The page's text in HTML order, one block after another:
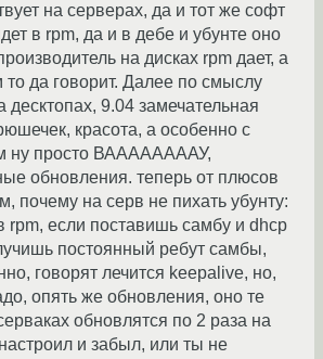
на серверах, да и тот же софт
в rpm, да и в дебе и убунте оно
на дисках rpm дает, а
то да говорит. Далее по смыслу
десктопах, 9.04 замечательная
красота, а особенно с
ну просто ВААААААААУ,
обновления. теперь от плюсов
почему на серв не пихать убунту:
rpm, если поставишь самбу и dhcp
постоянный ребут самбы,
говорят лечится keepalive, но,
опять же обновления, оно те
обновлятся по 2 раза на
и забыл, или ты не